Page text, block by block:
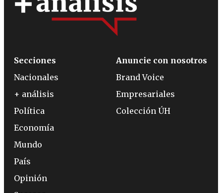
Secciones
Nacionales
+ análisis
Política
Economía
Mundo
País
Opinión
Anuncie con nosotros
Brand Voice
Empresariales
Colección ÚH